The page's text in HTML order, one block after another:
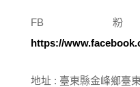
FB
https://
地址 : 臺東縣金峰鄉臺